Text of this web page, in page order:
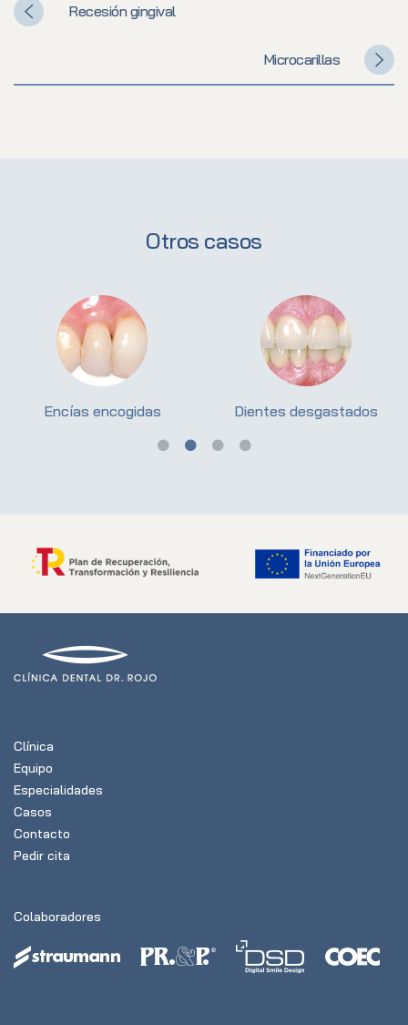
Recesión gingival
Microcarillas
Otros casos
Encías encogidas Dientes desgastados
Clínica
Equipo
Especialidades
Casos
Contacto
Pedir cita
Colaboradores